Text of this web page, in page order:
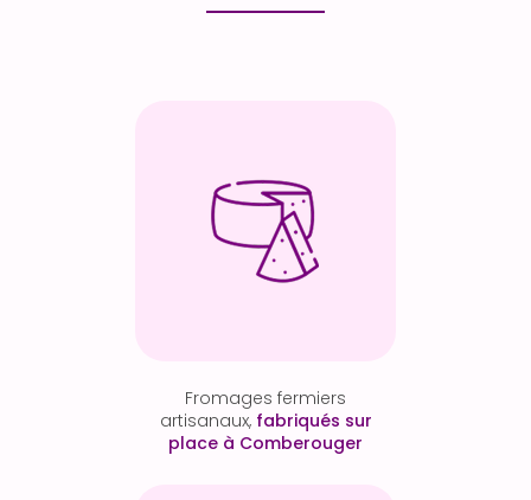
Fromages fermiers
artisanaux, fabriqués sur
place à Comberouger